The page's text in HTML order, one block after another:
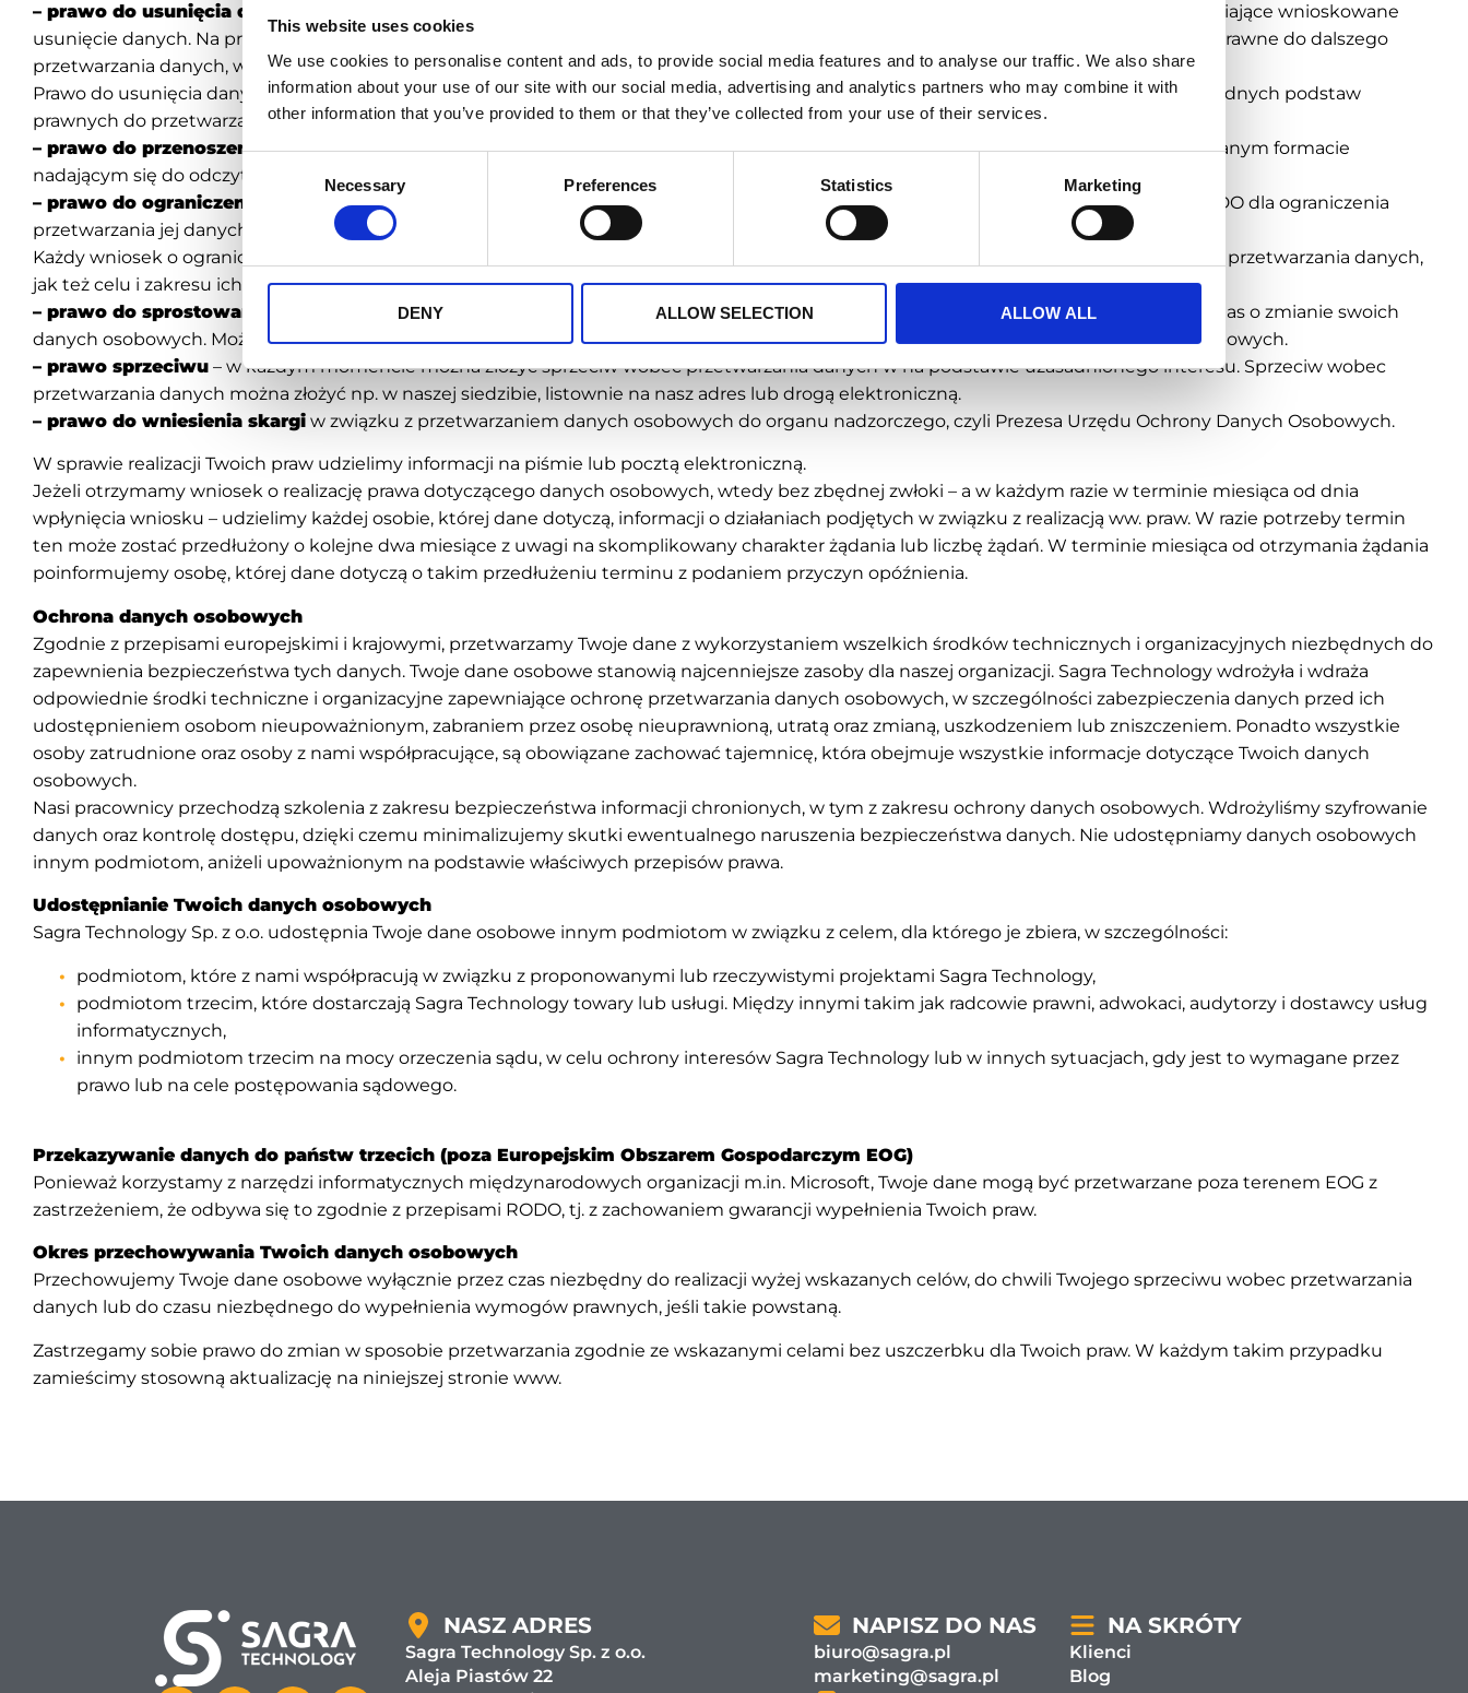
This website uses cookies
We use cookies to personalise content and ads, to provide social media features and to analyse our traffic. We also share
information about your use of our site with our social media, advertising and analytics partners who may combine it with
other information that you’ve provided to them or that they’ve collected from your use of their services.
Necessary Preferences Statistics Marketing
DENY ALLOW SELECTION ALLOW ALL
– prawo do usunięcia danych
(prawo do bycia zapomnianym) – osoba, której dane dotyczą, może wskazać zakres i okoliczności uzasadniające wnioskowane
usunięcie danych. Na przykład, jeśli dane nie są już niezbędne do realizacji celów, dla których zostały zebrane, a nie występują podstawy prawne do dalszego
przetwarzania danych, wtedy dane są przetwarzane niezgodnie z prawem.
Prawo do usunięcia danych może być zrealizowane w przypadkach, gdy nie mamy jako Administrator Danych Osobowych innych nadrzędnych podstaw
prawnych do przetwarzania danych.
– prawo do przenoszenia danych– osoba, której dotyczą dane, ma prawo otrzymać te dane w ustrukturyzowanym, powszechnie używanym formacie
nadającym się do odczytu maszynowego. Wniosek o przeniesienie danych może złożyć osoba, której dane dotyczą.
– prawo do ograniczenia przetwarzania danych
– osoba, której dane dotyczą, wskazuje, że wystąpiły przesłanki określone w art. 18 RODO dla ograniczenia
przetwarzania jej danych.
Każdy wniosek o ograniczenie przetwarzania danych będzie wymagał indywidualnego rozpatrzenia pod względem istnienia podstaw dla przetwarzania danych,
jak też celu i zakresu ich przetwarzania.
– prawo do sprostowania danych
– w każdym momencie, gdy zajdzie taka potrzeba, osoba, której dane dotyczą, może poinformować nas o zmianie swoich
danych osobowych. Możesz zwrócić się do nas z prośbą o sprostowanie nieprawidłowych, czy uzupełnienie niekompletnych danych osobowych.
– prawo sprzeciwu – w każdym momencie można złożyć sprzeciw wobec przetwarzania danych w na podstawie uzasadnionego interesu. Sprzeciw wobec
przetwarzania danych można złożyć np. w naszej siedzibie, listownie na nasz adres lub drogą elektroniczną.
– prawo do wniesienia skargi w związku z przetwarzaniem danych osobowych do organu nadzorczego, czyli Prezesa Urzędu Ochrony Danych Osobowych.
W sprawie realizacji Twoich praw udzielimy informacji na piśmie lub pocztą elektroniczną.
Jeżeli otrzymamy wniosek o realizację prawa dotyczącego danych osobowych, wtedy bez zbędnej zwłoki – a w każdym razie w terminie miesiąca od dnia
wpłynięcia wniosku – udzielimy każdej osobie, której dane dotyczą, informacji o działaniach podjętych w związku z realizacją ww. praw. W razie potrzeby termin
ten może zostać przedłużony o kolejne dwa miesiące z uwagi na skomplikowany charakter żądania lub liczbę żądań. W terminie miesiąca od otrzymania żądania
poinformujemy osobę, której dane dotyczą o takim przedłużeniu terminu z podaniem przyczyn opóźnienia.
Ochrona danych osobowych
Zgodnie z przepisami europejskimi i krajowymi, przetwarzamy Twoje dane z wykorzystaniem wszelkich środków technicznych i organizacyjnych niezbędnych do
zapewnienia bezpieczeństwa tych danych. Twoje dane osobowe stanowią najcenniejsze zasoby dla naszej organizacji. Sagra Technology wdrożyła i wdraża
odpowiednie środki techniczne i organizacyjne zapewniające ochronę przetwarzania danych osobowych, w szczególności zabezpieczenia danych przed ich
udostępnieniem osobom nieupoważnionym, zabraniem przez osobę nieuprawnioną, utratą oraz zmianą, uszkodzeniem lub zniszczeniem. Ponadto wszystkie
osoby zatrudnione oraz osoby z nami współpracujące, są obowiązane zachować tajemnicę, która obejmuje wszystkie informacje dotyczące Twoich danych
osobowych.
Nasi pracownicy przechodzą szkolenia z zakresu bezpieczeństwa informacji chronionych, w tym z zakresu ochrony danych osobowych. Wdrożyliśmy szyfrowanie
danych oraz kontrolę dostępu, dzięki czemu minimalizujemy skutki ewentualnego naruszenia bezpieczeństwa danych. Nie udostępniamy danych osobowych
innym podmiotom, aniżeli upoważnionym na podstawie właściwych przepisów prawa.
Udostępnianie Twoich danych osobowych
Sagra Technology Sp. z o.o. udostępnia Twoje dane osobowe innym podmiotom w związku z celem, dla którego je zbiera, w szczególności:
podmiotom, które z nami współpracują w związku z proponowanymi lub rzeczywistymi projektami Sagra Technology,
podmiotom trzecim, które dostarczają Sagra Technology towary lub usługi. Między innymi takim jak radcowie prawni, adwokaci, audytorzy i dostawcy usług
informatycznych,
innym podmiotom trzecim na mocy orzeczenia sądu, w celu ochrony interesów Sagra Technology lub w innych sytuacjach, gdy jest to wymagane przez
prawo lub na cele postępowania sądowego.
Przekazywanie danych do państw trzecich (poza Europejskim Obszarem Gospodarczym EOG)
Ponieważ korzystamy z narzędzi informatycznych międzynarodowych organizacji m.in. Microsoft, Twoje dane mogą być przetwarzane poza terenem EOG z
zastrzeżeniem, że odbywa się to zgodnie z przepisami RODO, tj. z zachowaniem gwarancji wypełnienia Twoich praw.
Okres przechowywania Twoich danych osobowych
Przechowujemy Twoje dane osobowe wyłącznie przez czas niezbędny do realizacji wyżej wskazanych celów, do chwili Twojego sprzeciwu wobec przetwarzania
danych lub do czasu niezbędnego do wypełnienia wymogów prawnych, jeśli takie powstaną.
Zastrzegamy sobie prawo do zmian w sposobie przetwarzania zgodnie ze wskazanymi celami bez uszczerbku dla Twoich praw. W każdym takim przypadku
zamieścimy stosowną aktualizację na niniejszej stronie www.
NASZ ADRES
Sagra Technology Sp. z o.o.
Aleja Piastów 22
NAPISZ DO NAS
biuro@sagra.pl
marketing@sagra.pl
NA SKRÓTY
Klienci
Blog